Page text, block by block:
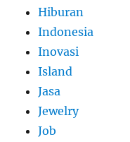
Hiburan
Indonesia
Inovasi
Island
Jasa
Jewelry
Job